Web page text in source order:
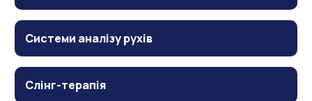
Системи аналізу рухів
Слінг-терапія